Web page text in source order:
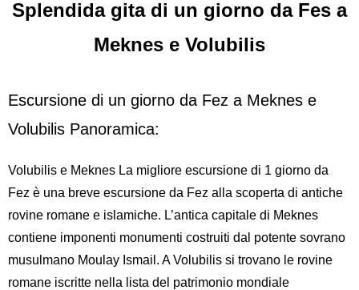
Splendida gita di un giorno da Fes a
Meknes e Volubilis
Escursione di un giorno da Fez a Meknes e
Volubilis Panoramica:
Volubilis e Meknes La migliore escursione di 1 giorno da
Fez è una breve escursione da Fez alla scoperta di antiche
rovine romane e islamiche. L’antica capitale di Meknes
contiene imponenti monumenti costruiti dal potente sovrano
musulmano Moulay Ismail. A Volubilis si trovano le rovine
romane iscritte nella lista del patrimonio mondiale